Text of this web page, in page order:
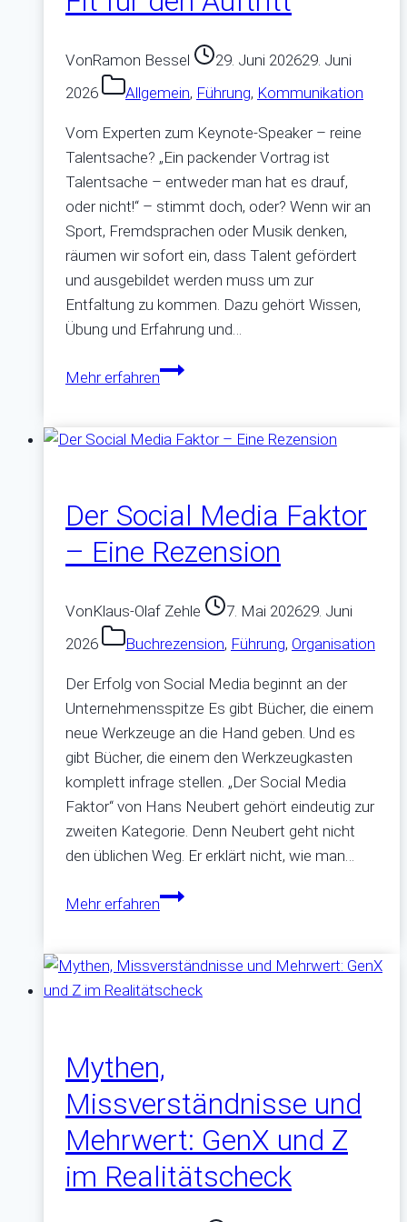
VonRamon Bessel 29. Juni 202629. Juni
2026
Allgemein, Führung, Kommunikation
Vom Experten zum Keynote-Speaker – reine
Talentsache? „Ein packender Vortrag ist
Talentsache – entweder man hat es drauf,
oder nicht!“ – stimmt doch, oder? Wenn wir an
Sport, Fremdsprachen oder Musik denken,
räumen wir sofort ein, dass Talent gefördert
und ausgebildet werden muss um zur
Entfaltung zu kommen. Dazu gehört Wissen,
Übung und Erfahrung und…
Mehr erfahrenFit
Auftritt
Der Social Media Faktor
– Eine Rezension
VonKlaus-Olaf Zehle 7. Mai 202629. Juni
2026
Buchrezension, Führung, Organisation
Der Erfolg von Social Media beginnt an der
Unternehmensspitze Es gibt Bücher, die einem
neue Werkzeuge an die Hand geben. Und es
gibt Bücher, die einem den Werkzeugkasten
komplett infrage stellen. „Der Social Media
Faktor“ von Hans Neubert gehört eindeutig zur
zweiten Kategorie. Denn Neubert geht nicht
den üblichen Weg. Er erklärt nicht, wie man…
Mehr erfahrenDer
Faktor
–
Mythen,
Missverständnisse und
Mehrwert: GenX und Z
im Realitätscheck